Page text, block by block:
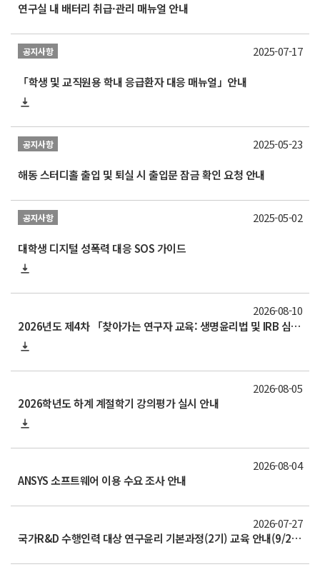
연구실 내 배터리 취급·관리 매뉴얼 안내
공지사항
「학생 및 교직원용 학내 응급환자 대응 매뉴얼」안내
2025-07-17
공지사항
해동 스터디홀 출입 및 퇴실 시 출입문 잠금 확인 요청 안내
2025-05-23
공지사항
대학생 디지털 성폭력 대응 SOS 가이드
2025-05-02
2026년도 제4차 「찾아가는 연구자 교육: 생명윤리법 및 IRB 심의의뢰서 작성법」 교육 안내
2026-08-10
2026학년도 하계 계절학기 강의평가 실시 안내
2026-08-05
ANSYS 소프트웨어 이용 수요 조사 안내
2026-08-04
국가R&D 수행인력 대상 연구윤리 기본과정(2기) 교육 안내(9/2 수 zoom)
2026-07-27